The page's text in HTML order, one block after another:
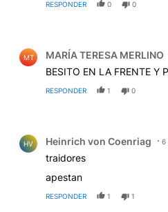
RESPONDER 0 0
MT MARÍA TERESA MERLINO
BESITO EN LA FRENTE Y
RESPONDER 1 0
HV Heinrich von Coenriag 6
traidores
apestan
RESPONDER 1 1